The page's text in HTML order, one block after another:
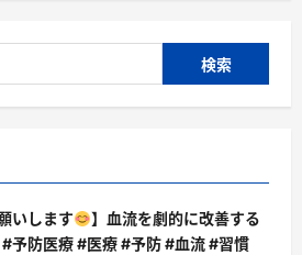
いします
】血流を劇的に改善する
防医療 #医療 #予防 #血流 #習慣